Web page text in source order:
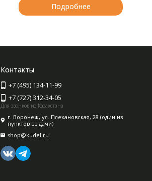
Подробнее
Контакты
+7 (495) 134-11-99
+7 (727) 312-34-05
Для звонков из Казахстана
г. Воронеж, ул. Плехановская, 28 (один из
пунктов выдачи)
shop@kudel.ru